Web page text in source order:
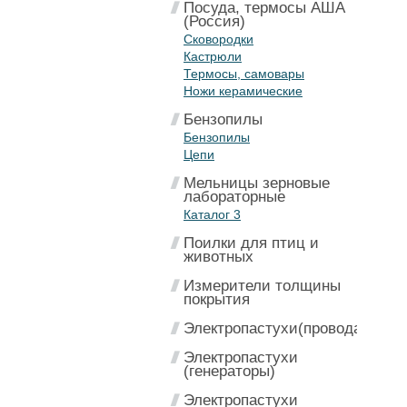
Посуда, термосы АША
(Россия)
Сковородки
Кастрюли
Термосы, самовары
Ножи керамические
Бензопилы
Бензопилы
Цепи
Мельницы зерновые
лабораторные
Каталог 3
Поилки для птиц и
животных
Измерители толщины
покрытия
Электропастухи(провода)
Электропастухи
(генераторы)
Электропастухи